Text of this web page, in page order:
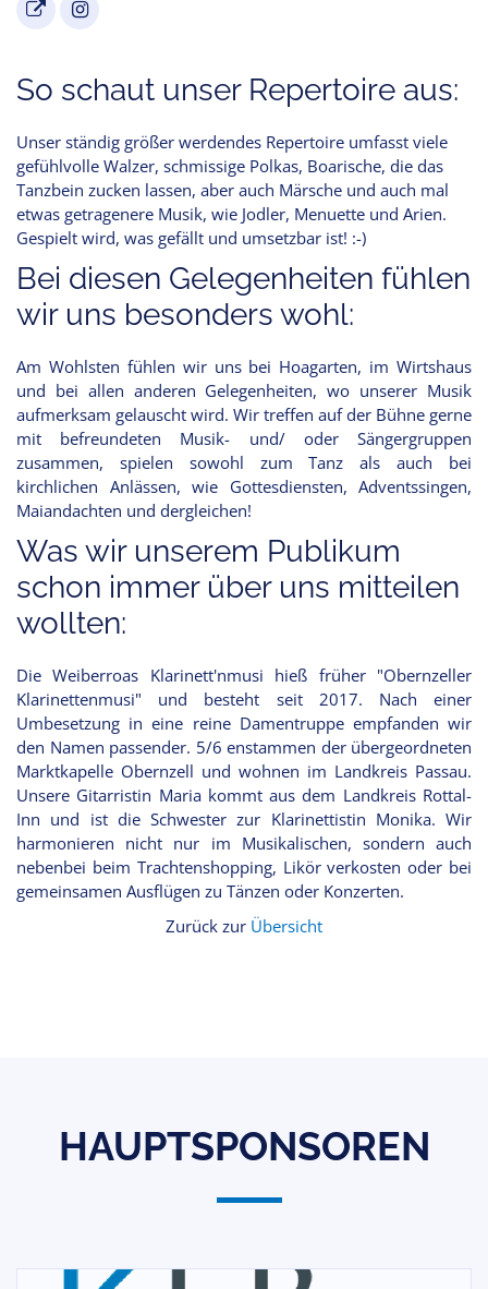
So schaut unser Repertoire aus:
Unser ständig größer werdendes Repertoire umfasst viele
gefühlvolle Walzer, schmissige Polkas, Boarische, die das
Tanzbein zucken lassen, aber auch Märsche und auch mal
etwas getragenere Musik, wie Jodler, Menuette und Arien.
Gespielt wird, was gefällt und umsetzbar ist! :-)
Bei diesen Gelegenheiten fühlen
wir uns besonders wohl:
Am Wohlsten fühlen wir uns bei Hoagarten, im Wirtshaus
und bei allen anderen Gelegenheiten, wo unserer Musik
aufmerksam gelauscht wird. Wir treffen auf der Bühne gerne
mit befreundeten Musik- und/ oder Sängergruppen
zusammen, spielen sowohl zum Tanz als auch bei
kirchlichen Anlässen, wie Gottesdiensten, Adventssingen,
Maiandachten und dergleichen!
Was wir unserem Publikum
schon immer über uns mitteilen
wollten:
Die Weiberroas Klarinett'nmusi hieß früher "Obernzeller
Klarinettenmusi" und besteht seit 2017. Nach einer
Umbesetzung in eine reine Damentruppe empfanden wir
den Namen passender. 5/6 enstammen der übergeordneten
Marktkapelle Obernzell und wohnen im Landkreis Passau.
Unsere Gitarristin Maria kommt aus dem Landkreis Rottal-
Inn und ist die Schwester zur Klarinettistin Monika. Wir
harmonieren nicht nur im Musikalischen, sondern auch
nebenbei beim Trachtenshopping, Likör verkosten oder bei
gemeinsamen Ausflügen zu Tänzen oder Konzerten.
Zurück zur Übersicht
HAUPTSPONSOREN